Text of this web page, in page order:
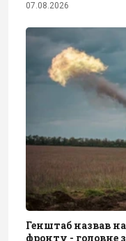
07.08.2026
Генштаб назвав
фронту - головне